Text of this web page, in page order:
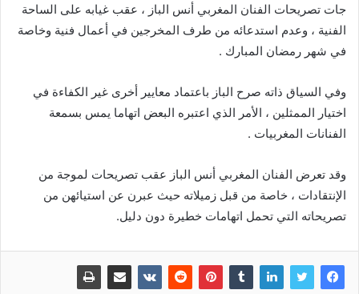
جات تصريحات الفنان المغربي أنس الباز ، عقب غيابه على الساحة
الفنية ، وعدم استدعائه من طرف المخرجين في أعمال فنية وخاصة
في شهر رمضان المبارك .
وفي السياق ذاته صرح الباز باعتماد معايير أخرى غير الكفاءة في
اختيار الممثلين ، الأمر الذي اعتبره البعض اتهاما يمس بسمعة
الفنانات المغربيات .
وقد تعرض الفنان المغربي أنس الباز عقب تصريحات لموجة من
الإنتقادات ، خاصة من قبل زميلاته حيث عبرن عن استيائهن من
تصريحاته التي تحمل اتهامات خطيرة دون دليل.